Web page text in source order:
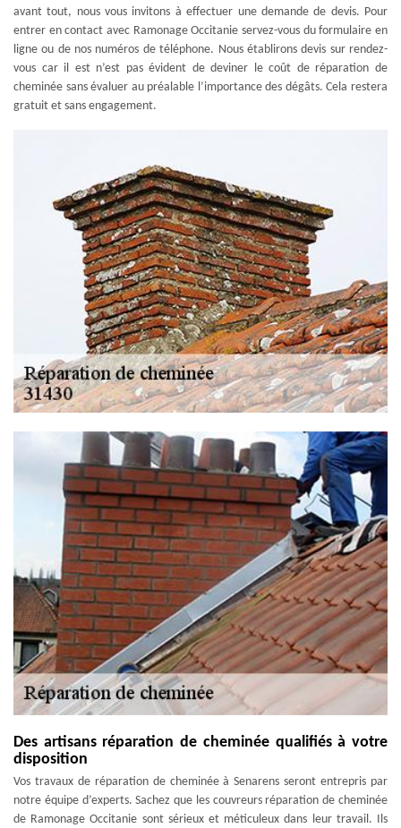
avant tout, nous vous invitons à effectuer une demande de devis. Pour
entrer en contact avec Ramonage Occitanie servez-vous du formulaire en
ligne ou de nos numéros de téléphone. Nous établirons devis sur rendez-
vous car il est n’est pas évident de deviner le coût de réparation de
cheminée sans évaluer au préalable l’importance des dégâts. Cela restera
gratuit et sans engagement.
Des artisans réparation de cheminée qualifiés à votre
disposition
Vos travaux de réparation de cheminée à Senarens seront entrepris par
notre équipe d’experts. Sachez que les couvreurs réparation de cheminée
de Ramonage Occitanie sont sérieux et méticuleux dans leur travail. Ils